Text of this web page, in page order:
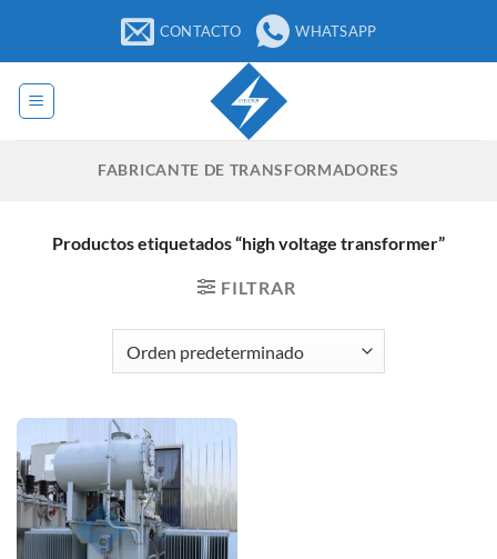
contenido
CONTACTO WHATSAPP
FABRICANTE DE TRANSFORMADORES
Productos etiquetados “high voltage transformer”
FILTRAR